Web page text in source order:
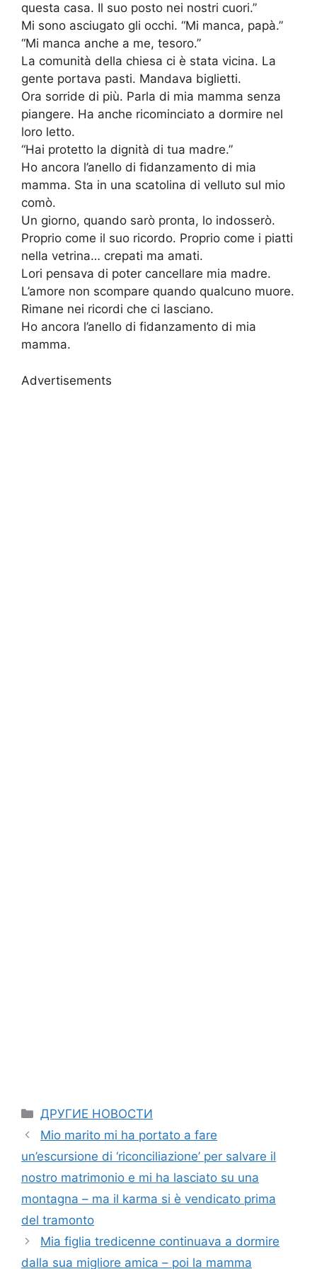
questa casa. Il suo posto nei nostri cuori.”
Mi sono asciugato gli occhi. “Mi manca, papà.”
“Mi manca anche a me, tesoro.”
La comunità della chiesa ci è stata vicina. La
gente portava pasti. Mandava biglietti.
Ora sorride di più. Parla di mia mamma senza
piangere. Ha anche ricominciato a dormire nel
loro letto.
“Hai protetto la dignità di tua madre.”
Ho ancora l’anello di fidanzamento di mia
mamma. Sta in una scatolina di velluto sul mio
comò.
Un giorno, quando sarò pronta, lo indosserò.
Proprio come il suo ricordo. Proprio come i piatti
nella vetrina… crepati ma amati.
Lori pensava di poter cancellare mia madre.
L’amore non scompare quando qualcuno muore.
Rimane nei ricordi che ci lasciano.
Ho ancora l’anello di fidanzamento di mia
mamma.
Advertisements
Categories
ДРУГИЕ НОВОСТИ
Mio marito mi ha portato a fare
un’escursione di ‘riconciliazione’ per salvare il
nostro matrimonio e mi ha lasciato su una
montagna – ma il karma si è vendicato prima
del tramonto
Mia figlia tredicenne continuava a dormire
dalla sua migliore amica – poi la mamma